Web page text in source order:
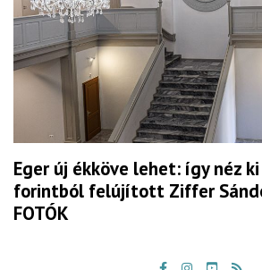
Eger új ékköve lehet: így néz
forintból felújított Ziffer
FOTÓK